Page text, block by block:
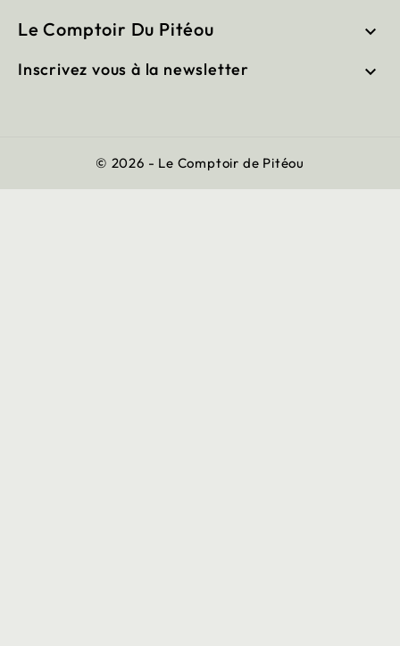
Le Comptoir Du Pitéou 
Inscrivez vous à la newsletter 
© 2026 - Le Comptoir de Pitéou